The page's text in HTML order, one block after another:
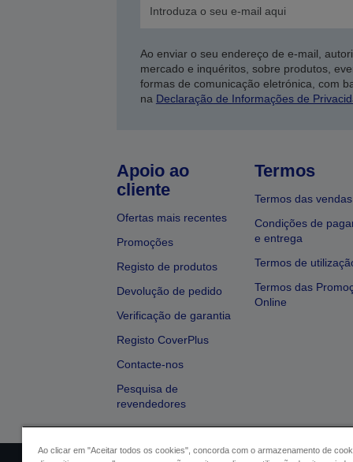
Ao enviar o seu endereço de e-mail,
mercado e inquéritos, sobre produtos,
formas de comunicação eletrónica, com
na Declaração de Informações de
Apoio ao
cliente
Ofertas mais recentes
Promoções
Registo de produtos
Devolução de pedido
Verificação de garantia
Registo CoverPlus
Contacte-nos
Pesquisa de
revendedores
Termos
Termos das vendas
Condições de
e entrega
Termos de
Termos das
Online
Ao clicar em "Aceitar todos os cookies", concorda com o armazenamento de